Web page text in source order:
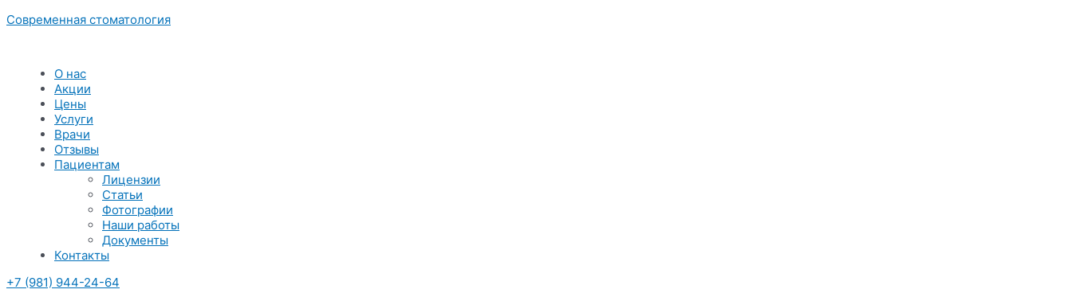
Перейти
Современная стоматология
О нас
Акции
Цены
Услуги
Врачи
Отзывы
Пациентам
Лицензии
Статьи
Фотографии
Наши работы
Документы
Контакты
+7 (981) 944-24-64